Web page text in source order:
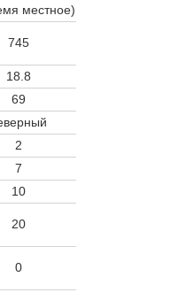
местное)
745
18.8
69
2
7
10
20
0